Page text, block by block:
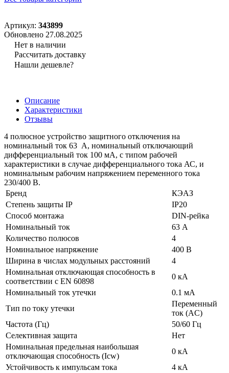
Артикул: 343899
Обновлено 27.08.2025
Нет в наличии
Рассчитать доставку
Нашли дешевле?
Описание
Характеристики
Отзывы
4 полюсное устройство защитного отключения на
номинальный ток 63 А, номинальный отключающий
дифференциальный ток 100 мА, с типом рабочей
характеристики в случае дифференциального тока АС, и
номинальным рабочим напряжением переменного тока
230/400 В.
Бренд
КЭАЗ
Степень защиты IP
IP20
Способ монтажа
DIN-рейка
Номинальный ток
63 А
Количество полюсов
4
Номинальное напряжение
400 В
Ширина в числах модульных расстояний
4
Номинальная отключающая способность в
соответствии с EN 60898
0 кА
Номинальный ток утечки
0.1 мА
Тип по току утечки
Переменный
ток (AC)
Частота (Гц)
50/60 Гц
Селективная защита
Нет
Номинальная предельная наибольшая
отключающая способность (Icw)
0 кА
Устойчивость к импульсам тока
4 кА